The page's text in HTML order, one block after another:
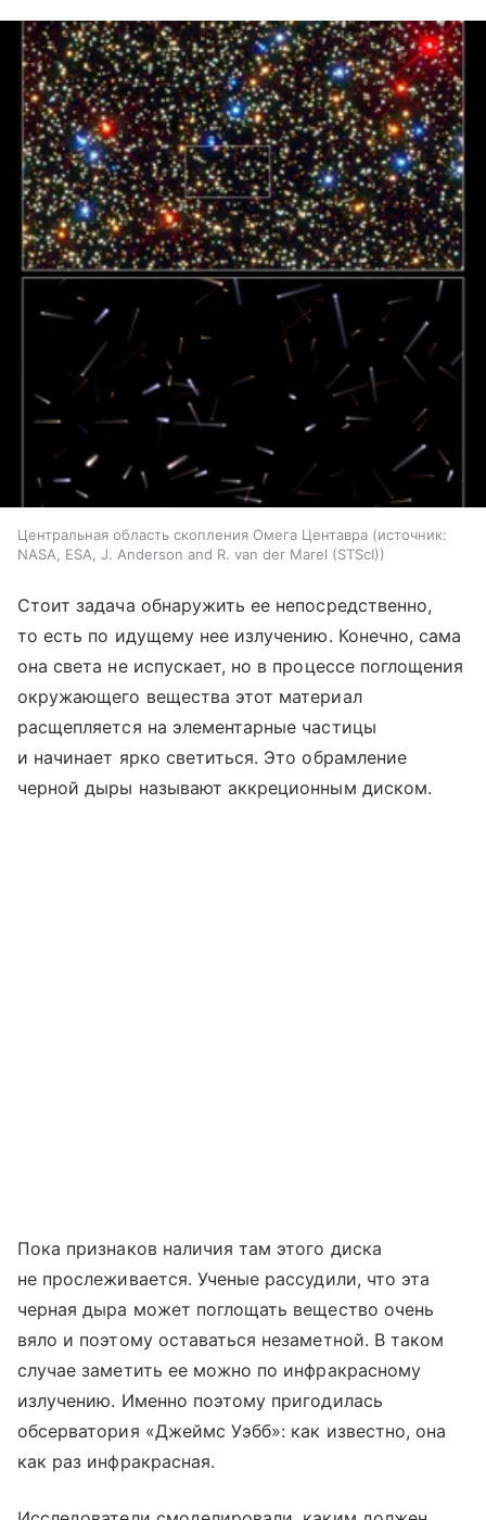
Центральная область скопления Омега Центавра
источник:
NASA, ESA, J. Anderson and R. van der Marel (STScI)
Стоит задача обнаружить ее непосредственно,
то есть по идущему нее излучению. Конечно, сама
она света не испускает, но в процессе поглощения
окружающего вещества этот материал
расщепляется на элементарные частицы
и начинает ярко светиться. Это обрамление
черной дыры называют аккреционным диском.
Пока признаков наличия там этого диска
не прослеживается. Ученые рассудили, что эта
черная дыра может поглощать вещество очень
вяло и поэтому оставаться незаметной. В таком
случае заметить ее можно по инфракрасному
излучению. Именно поэтому пригодилась
обсерватория «Джеймс Уэбб»: как известно, она
как раз инфракрасная.